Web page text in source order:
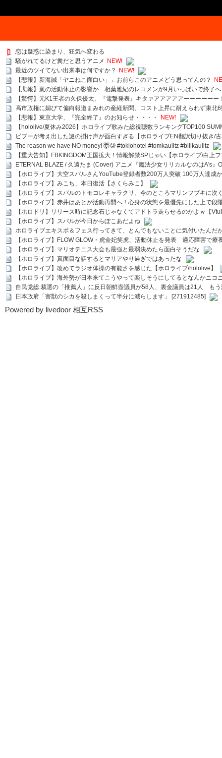
恋は疑惑に染まり、狂気へ変わる
騒がれてるけど糞だと思うアニメ
NEW!
最近のツイてない出来事は何ですか？
NEW!
【悲報】新海誠「ヤニねこ面白い」←お前らこのアニメどう思ってんの？
【悲報】嵐の活動休止の影響か…相葉雅紀のレコメンが9月いっぱいで終了へ
【驚愕】元K1王者の久保優太、『電撃発表』キタァアアアアアーーーーーー
高市政権に媚びて偏向報道まみれの産経新聞、コスト上昇に耐えられず東北
【悲報】東京大学、『完全終了』のお知らせ・・・・
NEW!
【hololive/夏休み2026】ホロライブ歌みた総視聴数ランキングTOP100
ビブーが考え出した謎の掛け声が面白すぎる【ホロライブEN翻訳切り抜き/
The reason we have NO money! 🤯🥲 #tokiohotel #tomkaulitz #billkaulitz
【重大告知】FBKINGDOM王国拡大！情報解禁SPじゃい【ホロライブ/白上
ETERNAL BLAZE / 久遠たま (Cover) アニメ『魔法少女リリカルなのはA's』
【ホロライブ】大空スバルさんYouTube登録者数200万人突破 100万人達成
【ホロライブ】みこち、本日復活【さくらみこ】
【ホロライブ】スバルのトモコレキャラクリ、今のところマリンフブキに
【ホロライブ】赤井はあとが活動再開へ！心身の状態を最優先にした上で段
【ホロドリ】リリース時に記念石じゃなくてアドトラ走らせるのかよｗ【
【ホロライブ】スバルが今日からぽこあだよね
ホロライブエキスポ＆フェス行ってきて、とんでもないことに気付いたんだ
【ホロライブ】FLOW GLOW・虎金妃笑虎、活動休止を発表 適応障害で療
【ホロライブ】マリオテニス大会も最強と最弱決めたら面白そうだな
【ホロライブ】真面目な話するとマリアやり過ぎではあったな
【ホロライブ】改めてラジオ体操の有能さを感じた【ホロライブ/hololive】
【ホロライブ】海外勢が日本来てこうやって楽しそうにしてるとなんかニコ
自民党総.裁選の「推薦人」に反日朝鮮壺議員が58人、裏金議員は21人 も
日本政府「害獣のシカを殺しまくって半分に減らします」 [271912485]
Powered by livedoor 相互RSS